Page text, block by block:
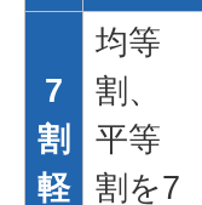
7
割
軽
均等
割、
平等
割を7